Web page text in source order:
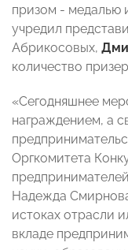
призом - медалью
учредил
Абрикосовых,
количество
«Сегодняшнее
награждением, а
Оргкомитета
Надежда
истоках отрасли
вкладе